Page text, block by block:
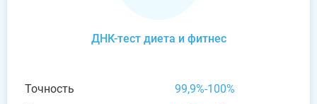
ДНК-тест диета и фитнес
Точность
99,9%-100%